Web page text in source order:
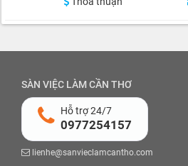
SÀN VIỆC LÀM CẦN THƠ
Hỗ trợ 24/7
0977254157
lienhe@sanvieclamcantho.com